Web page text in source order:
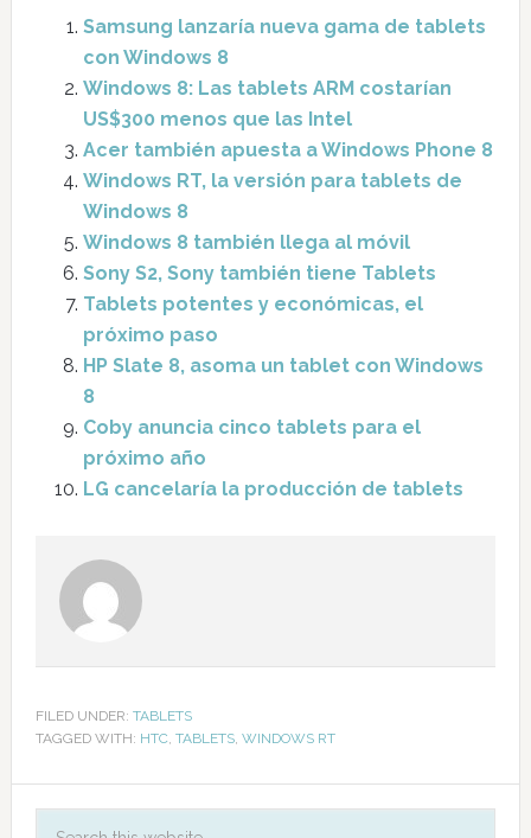
Samsung lanzaría nueva gama de tablets
con Windows 8
Windows 8: Las tablets ARM costarían
US$300 menos que las Intel
Acer también apuesta a Windows Phone 8
Windows RT, la versión para tablets de
Windows 8
Windows 8 también llega al móvil
Sony S2, Sony también tiene Tablets
Tablets potentes y económicas, el
próximo paso
HP Slate 8, asoma un tablet con Windows
8
Coby anuncia cinco tablets para el
próximo año
LG cancelaría la producción de tablets
FILED UNDER: TABLETS
TAGGED WITH: HTC, TABLETS, WINDOWS RT